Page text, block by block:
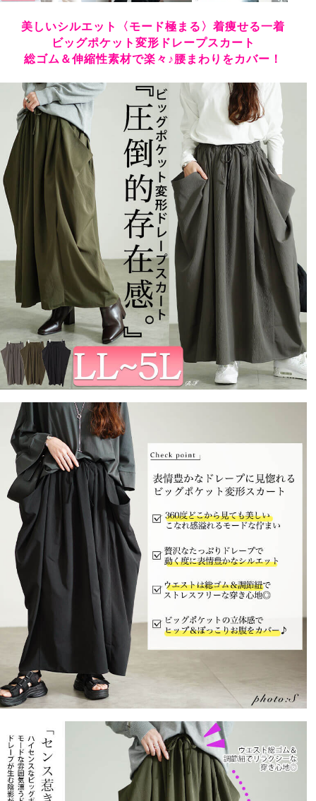
美しいシルエット〈モード極まる〉着痩せる一着
ビッグポケット変形ドレープスカート
総ゴム＆伸縮性素材で楽々♪腰まわりをカバー！